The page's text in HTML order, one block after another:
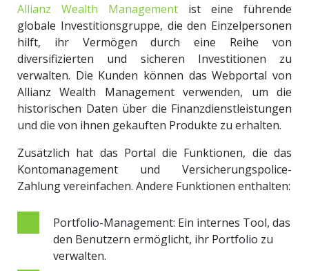
Allianz Wealth Management ist eine führende
globale Investitionsgruppe, die den Einzelpersonen
hilft, ihr Vermögen durch eine Reihe von
diversifizierten und sicheren Investitionen zu
verwalten. Die Kunden können das Webportal von
Allianz Wealth Management verwenden, um die
historischen Daten über die Finanzdienstleistungen
und die von ihnen gekauften Produkte zu erhalten.
Zusätzlich hat das Portal die Funktionen, die das
Kontomanagement und Versicherungspolice-
Zahlung vereinfachen. Andere Funktionen enthalten:
Portfolio-Management: Ein internes Tool, das
den Benutzern ermöglicht, ihr Portfolio zu
verwalten.